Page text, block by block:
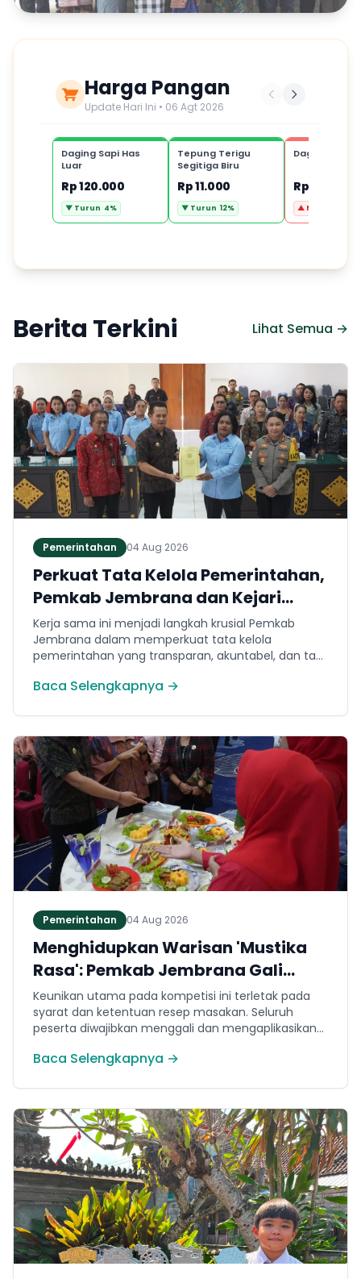
Harga Pangan
Update Hari Ini • 06 Agt 2026
Daging Sapi Has
Luar
Rp 120.000
▼ Turun 4%
Tepung Terigu
Segitiga Biru
Rp 11.000
▼ Turun 12%
Daging Ayam
Rp 40.000
▲ Naik 5.26%
Berita Terkini Lihat Semua →
Pemerintahan 04 Aug 2026
Perkuat Tata Kelola Pemerintahan,
Pemkab Jembrana dan Kejari
Jembrana Sepakati Kerja Sama
Hukum Datun
Kerja sama ini menjadi langkah krusial Pemkab
Jembrana dalam memperkuat tata kelola
pemerintahan yang transparan, akuntabel, dan taat
mencakup tiga domain utama, yakni pemberian
tindakan hukum lainnya.
Baca Selengkapnya →
Pemerintahan 04 Aug 2026
Menghidupkan Warisan 'Mustika
Rasa': Pemkab Jembrana Gali
Keteladanan Bung Karno Lewat
Lomba Cipta Menu Kuliner
Keunikan utama pada kompetisi ini terletak pada
syarat dan ketentuan resep masakan. Seluruh
peserta diwajibkan menggali dan mengaplikasikan
Mustika Rasa—buku kumpulan resep Nusantara
Indonesia, Ir. Soekarno. Melalui panduan resep
historis tersebut, para peserta berhasil
menghidangkan berbagai kreasi olahan pangan
lokal yang tidak hanya lezat tetapi juga bergizi,
beragam, aman dan seimbang.
Baca Selengkapnya →